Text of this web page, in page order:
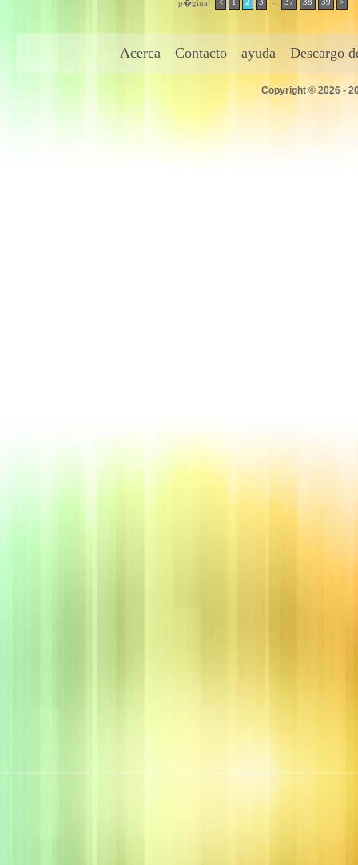
p�gina:
Acerca Contacto ayuda Descargo
Copyright © 2026 -